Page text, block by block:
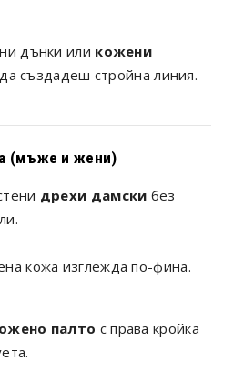
дънки или кожени
създадеш стройна линия.
(мъже и жени)
дрехи дамски без
кожа изглежда по-фина.
палто с права кройка